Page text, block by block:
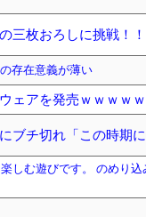
三枚おろしに挑戦！！
存在意義が薄い
ェアを発売ｗｗｗｗ
ブチ切れ「この時期に
楽しむ遊びです。 のめり